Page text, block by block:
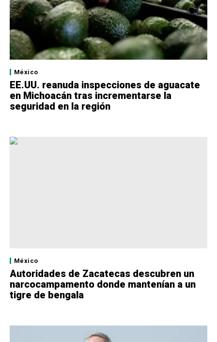
México
EE.UU. reanuda inspecciones de aguacate
en Michoacán tras incrementarse la
seguridad en la región
México
Autoridades de Zacatecas descubren un
narcocampamento donde mantenían a un
tigre de bengala